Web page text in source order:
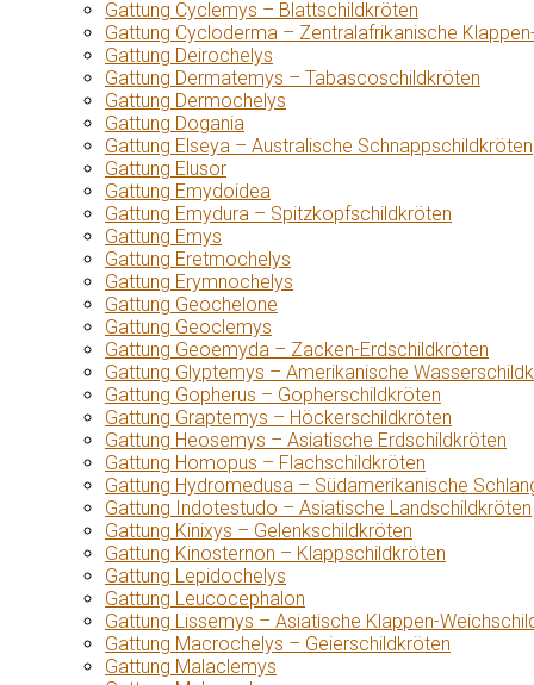
Gattung Cyclemys – Blattschildkröten
Gattung Cycloderma – Zentralafrikanische
Gattung Deirochelys
Gattung Dermatemys – Tabascoschildkröten
Gattung Dermochelys
Gattung Dogania
Gattung Elseya – Australische Schnappschildkröten
Gattung Elusor
Gattung Emydoidea
Gattung Emydura – Spitzkopfschildkröten
Gattung Emys
Gattung Eretmochelys
Gattung Erymnochelys
Gattung Geochelone
Gattung Geoclemys
Gattung Geoemyda – Zacken-Erdschildkröten
Gattung Glyptemys – Amerikanische
Gattung Gopherus – Gopherschildkröten
Gattung Graptemys – Höckerschildkröten
Gattung Heosemys – Asiatische Erdschildkröten
Gattung Homopus – Flachschildkröten
Gattung Hydromedusa – Südamerikanische
Gattung Indotestudo – Asiatische Landschildkröten
Gattung Kinixys – Gelenkschildkröten
Gattung Kinosternon – Klappschildkröten
Gattung Lepidochelys
Gattung Leucocephalon
Gattung Lissemys – Asiatische Klappen-
Gattung Macrochelys – Geierschildkröten
Gattung Malaclemys